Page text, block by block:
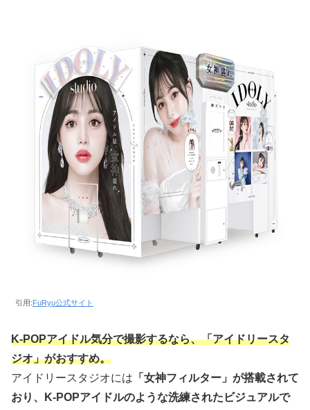
引用: FuRyu公式サイト
K-POPアイドル気分で撮影するなら、「アイドリースタ
ジオ」がおすすめ。
アイドリースタジオには 「女神フィルター」が搭載されて
おり、K-POPアイドルのような洗練されたビジュアルで